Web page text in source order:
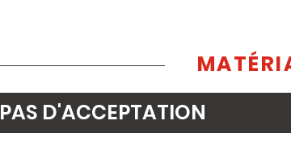
PAS D'ACCEPTATION